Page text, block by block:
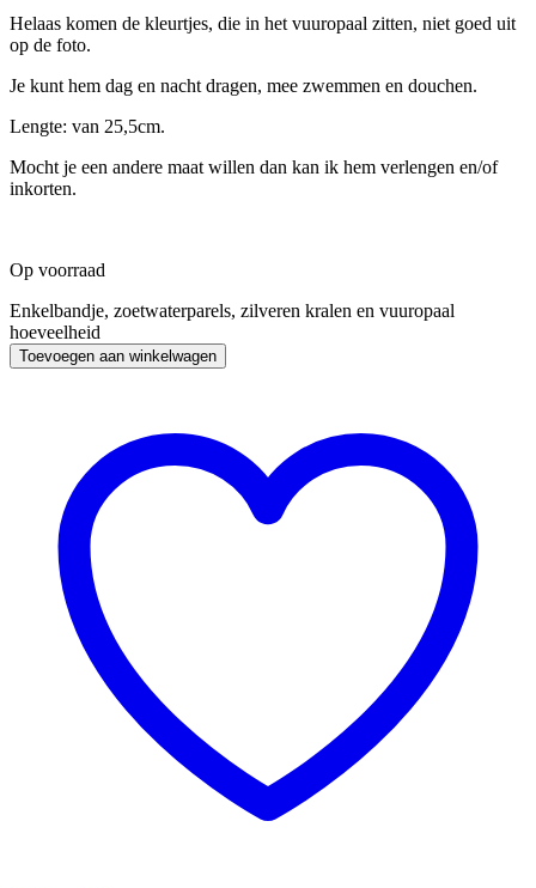
Helaas komen de kleurtjes, die in het vuuropaal zitten, niet goed uit
op de foto.
Je kunt hem dag en nacht dragen, mee zwemmen en douchen.
Lengte: van 25,5cm.
Mocht je een andere maat willen dan kan ik hem verlengen en/of
inkorten.
Op voorraad
Enkelbandje, zoetwaterparels, zilveren kralen en vuuropaal
hoeveelheid
Toevoegen aan winkelwagen